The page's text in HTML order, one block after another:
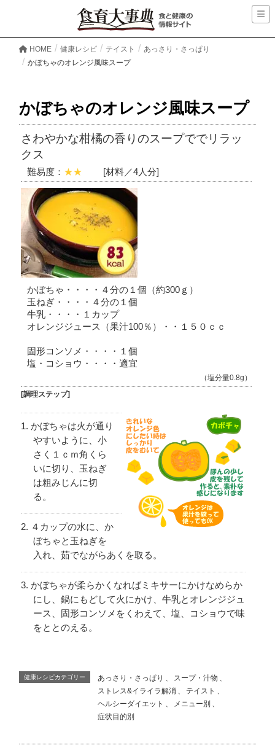
HOME 健康レシピ テイスト
あっさり・さっぱり
かぼちゃのオレンジ風味スープ
かぼちゃのオレンジ風味スープ
さわやかな柑橘の香りのスープででリラッ
クス
難易度： ★★ [材料／4人分]
かぼちゃ・・・・４分の１個（約300ｇ）
玉ねぎ・・・・４分の１個
牛乳・・・・１カップ
オレンジジュース（果汁100％）・・１５０ｃｃ
固形コンソメ・・・・１個
塩・コショウ・・・・適宜
（塩分量0.8g）
[調理ステップ]
かぼちゃは火が通り
やすいように、小
さく１ｃｍ角くら
いに切り、玉ねぎ
は粗みじんに切
る。
４カップの水に、か
ぼちゃと玉ねぎを
入れ、茹でながらあくを取る。
かぼちゃが柔らかくなればミキサーにかけなめらか
にし、鍋にもどして火にかけ、牛乳とオレンジジュ
ース、固形コンソメをくわえて、塩、コショウで味
をととのえる。
健康レシピカテゴリー あっさり・さっぱり 、 スープ・汁物 、
ストレス&イライラ解消 、 テイスト 、
ヘルシーダイエット 、 メニュー別 、
症状目的別